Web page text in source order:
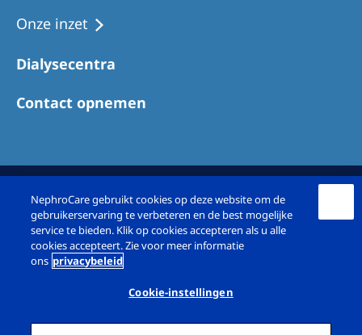
North America
Global Website
Onze inzet
Dialysecentra
Contact opnemen
© NephroCare Diapriva BV & NephroCare RKZ
Imprint
Privacyverklaring
NephroCare gebruikt cookies op deze website om de
gebruikerservaring te verbeteren en de best mogelijke
service te bieden. Klik op cookies accepteren als u alle
cookies accepteert. Zie voor meer informatie
ons privacybeleid
Cookie-instellingen